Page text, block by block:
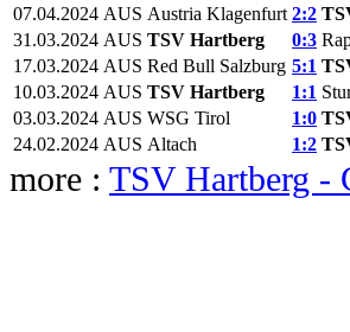
07.04.2024 AUS Austria Klagenfurt 2:2
31.03.2024 AUS TSV Hartberg 0:3
17.03.2024 AUS Red Bull Salzburg 5:1
10.03.2024 AUS TSV Hartberg 1:1
03.03.2024 AUS WSG Tirol 1:0
24.02.2024 AUS Altach 1:2
more : TSV Hartberg -